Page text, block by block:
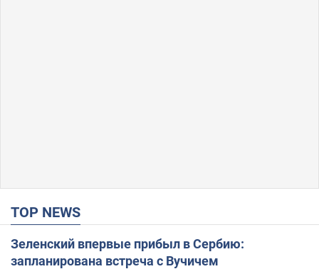
TOP NEWS
Зеленский впервые прибыл в Сербию:
запланирована встреча с Вучичем